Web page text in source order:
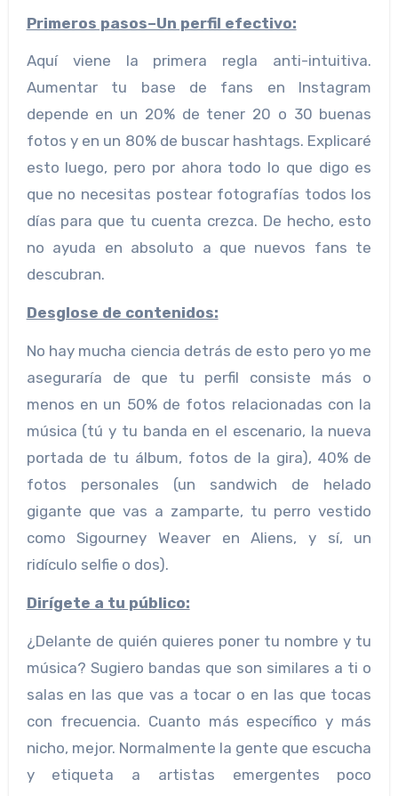
Primeros pasos–Un perfil efectivo:
Aquí viene la primera regla anti-intuitiva.
Aumentar tu base de fans en Instagram
depende en un 20% de tener 20 o 30 buenas
fotos y en un 80% de buscar hashtags. Explicaré
esto luego, pero por ahora todo lo que digo es
que no necesitas postear fotografías todos los
días para que tu cuenta crezca. De hecho, esto
no ayuda en absoluto a que nuevos fans te
descubran.
Desglose de contenidos:
No hay mucha ciencia detrás de esto pero yo me
aseguraría de que tu perfil consiste más o
menos en un 50% de fotos relacionadas con la
música (tú y tu banda en el escenario, la nueva
portada de tu álbum, fotos de la gira), 40% de
fotos personales (un sandwich de helado
gigante que vas a zamparte, tu perro vestido
como Sigourney Weaver en Aliens, y sí, un
ridículo selfie o dos).
Dirígete a tu público:
¿Delante de quién quieres poner tu nombre y tu
música? Sugiero bandas que son similares a ti o
salas en las que vas a tocar o en las que tocas
con frecuencia. Cuanto más específico y más
nicho, mejor. Normalmente la gente que escucha
y etiqueta a artistas emergentes poco